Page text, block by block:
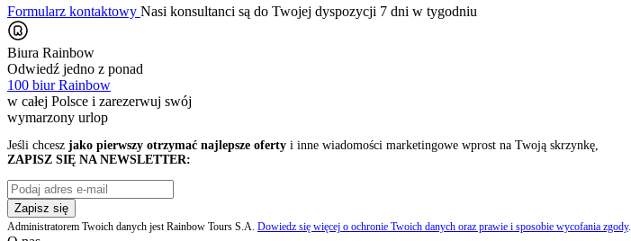
Formularz kontaktowy Nasi konsultanci są do Twojej dyspozycji 7 dni w tygodniu
Biura Rainbow
Odwiedź jedno z ponad
100 biur Rainbow
w całej Polsce i zarezerwuj swój
wymarzony urlop
Jeśli chcesz jako pierwszy otrzymać najlepsze oferty i inne wiadomości marketingowe wprost na Twoją skrzynkę,
ZAPISZ SIĘ NA NEWSLETTER:
Zapisz się
Administratorem Twoich danych jest Rainbow Tours S.A. Dowiedz się więcej o ochronie Twoich danych oraz prawie i sposobie wycofania zgody.